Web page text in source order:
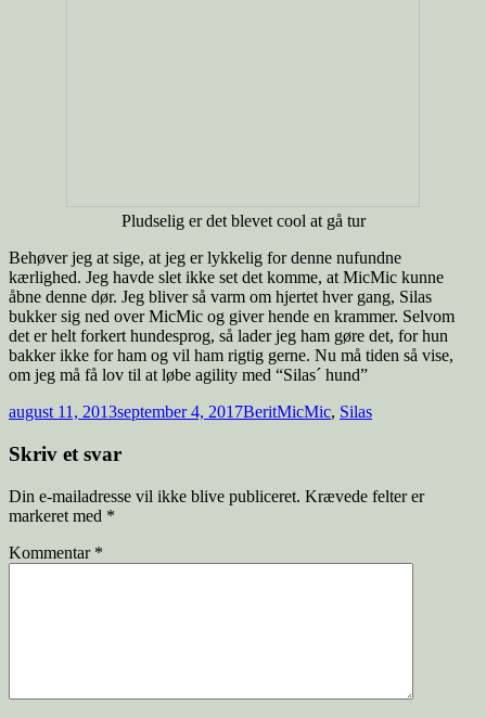
Pludselig er det blevet cool at gå tur
Behøver jeg at sige, at jeg er lykkelig for denne nufundne
kærlighed. Jeg havde slet ikke set det komme, at MicMic kunne
åbne denne dør. Jeg bliver så varm om hjertet hver gang, Silas
bukker sig ned over MicMic og giver hende en krammer. Selvom
det er helt forkert hundesprog, så lader jeg ham gøre det, for hun
bakker ikke for ham og vil ham rigtig gerne. Nu må tiden så vise,
om jeg må få lov til at løbe agility med “Silas´ hund”
Udgivet
august 11, 2013september 4, 2017Forfatter
BeritTags
MicMic, Silas
Skriv et svar
Din e-mailadresse vil ikke blive publiceret. Krævede felter er
markeret med *
Kommentar *